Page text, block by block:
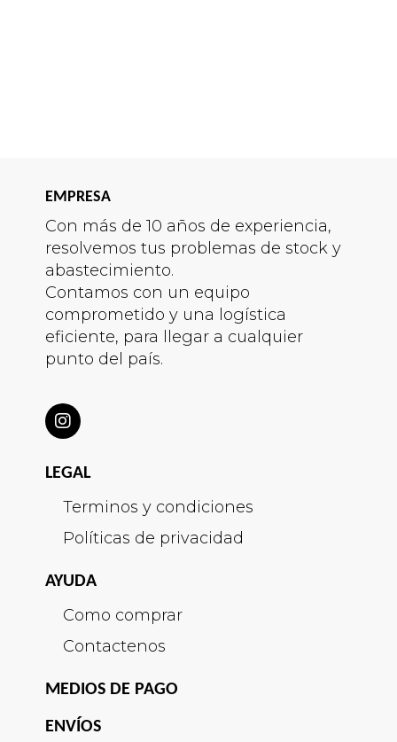
EMPRESA
Con más de 10 años de experiencia,
resolvemos tus problemas de stock y
abastecimiento.
Contamos con un equipo
comprometido y una logística
eficiente, para llegar a cualquier
punto del país.
LEGAL
Terminos y condiciones
Políticas de privacidad
AYUDA
Como comprar
Contactenos
MEDIOS DE PAGO
ENVÍOS